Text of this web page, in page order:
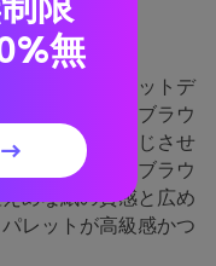
デザイン
紙、ウォルナットデ
す。穏やかなブラウ
がら冷たく感じさせ
に、ゴールドブラウ
めな紙の質感と広め
レットが高級感かつ
無
→